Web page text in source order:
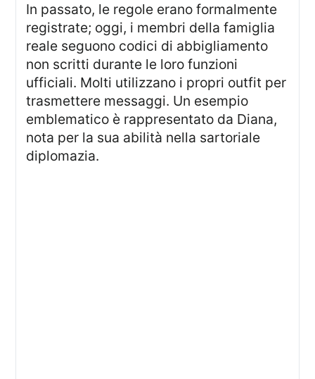
In passato, le regole erano formalmente
registrate; oggi, i membri della famiglia
reale seguono codici di abbigliamento
non scritti durante le loro funzioni
ufficiali. Molti utilizzano i propri outfit per
trasmettere messaggi. Un esempio
emblematico è rappresentato da Diana,
nota per la sua abilità nella sartoriale
diplomazia.